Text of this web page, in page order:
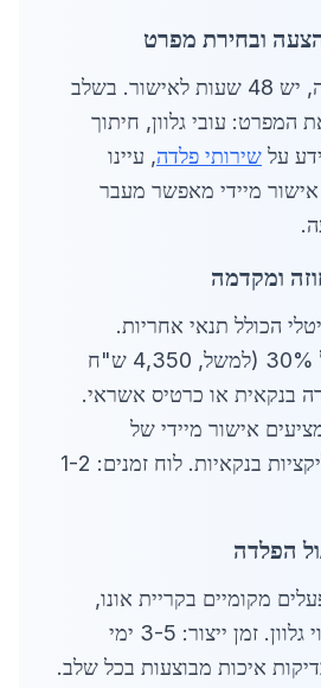
לאחר קבלת ההצעה, יש 48 שעות לאישור. בשלב
המפרט: עובי גלוון, חיתוך
על שירותי פלדה, עיינו
אישור מיידי מאפשר מעבר
הכולל תנאי אחריות.
תשלום מקדמה של 30% (למשל, 4,350 ש"ח
בנקאית או כרטיס אשראי.
אנו מציעים אישור מיידי של
תשלומים דרך אפליקציות בנקאיות. לוח זמנים: 1-2
מקומיים בקריית אונו,
כולל גלגול חם וציפוי גלוון. זמן ייצור: 3-5 ימי
10 טון. בדיקות איכות מבוצעות בכל שלב.